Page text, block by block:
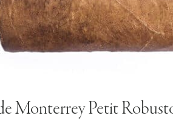
Monterrey Petit